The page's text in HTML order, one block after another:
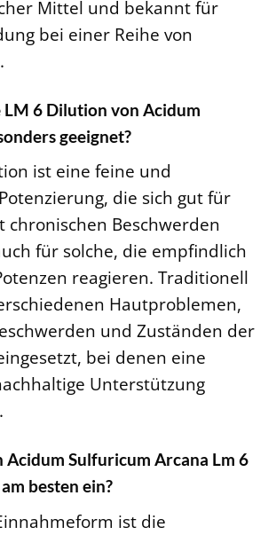
Mittel und bekannt für
bei einer Reihe von
LM 6 Dilution von Acidum
geeignet?
ist eine feine und
die sich gut für
chronischen Beschwerden
für solche, die empfindlich
reagieren. Traditionell
Hautproblemen,
und Zuständen der
bei denen eine
Unterstützung
Acidum Sulfuricum Arcana Lm 6
besten ein?
ist die